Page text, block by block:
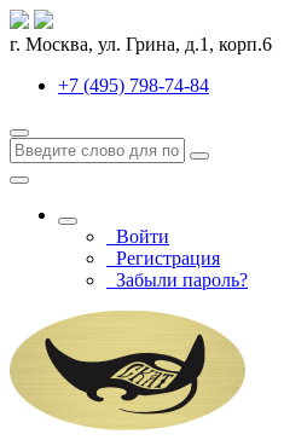
г. Москва, ул. Грина, д.1, корп.6
+7 (495) 798-74-84
Войти
Регистрация
Забыли пароль?